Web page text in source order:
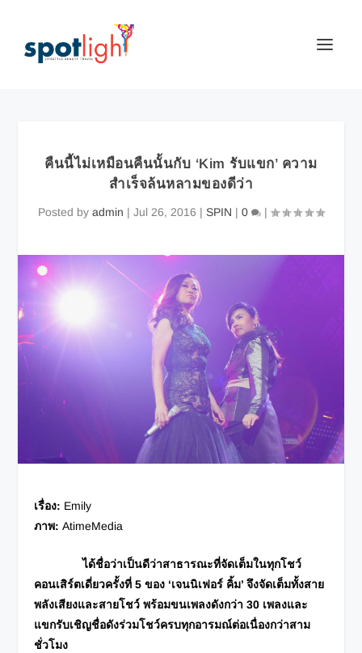
คืนนี้ไม่เหมือนคืนนั้นกับ ‘Kim รับแขก’ ความ
สำเร็จล้นหลามของดีว่า
Posted by admin | Jul 26, 2016 | SPIN | 0 |
เรื่อง: Emily
ภาพ: AtimeMedia
ได้ชื่อว่าเป็นดีว่าสาธารณะที่จัดเต็มในทุกโชว์
คอนเสิร์ตเดี่ยวครั้งที่ 5 ของ ‘เจนนิเฟอร์ คิ้ม’ จึงจัดเต็มทั้งสาย
พลังเสียงและสายโชว์ พร้อมขนเพลงดังกว่า 30 เพลงและ
แขกรับเชิญชื่อดังร่วมโชว์ครบทุกอารมณ์ต่อเนื่องกว่าสาม
ชั่วโมง